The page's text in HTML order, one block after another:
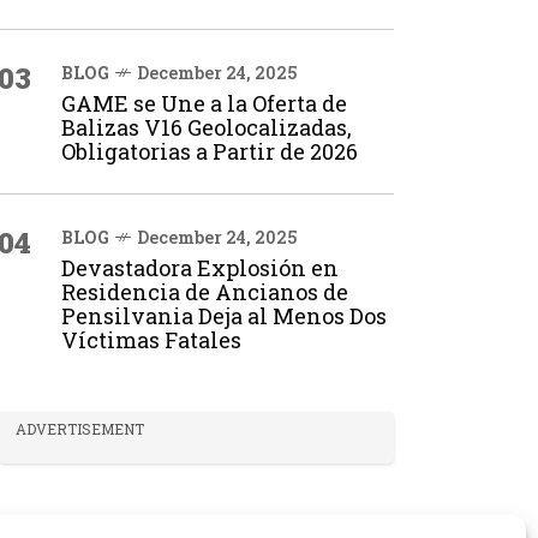
BLOG December 24, 2025
GAME se Une a la Oferta de
Balizas V16 Geolocalizadas,
Obligatorias a Partir de 2026
BLOG December 24, 2025
Devastadora Explosión en
Residencia de Ancianos de
Pensilvania Deja al Menos Dos
Víctimas Fatales
ADVERTISEMENT